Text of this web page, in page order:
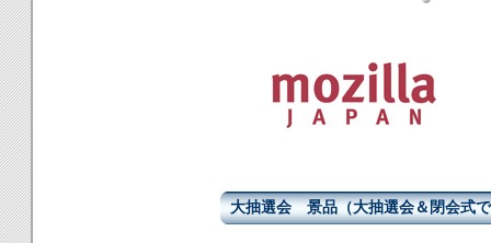
大抽選会 景品（大抽選会＆閉会式